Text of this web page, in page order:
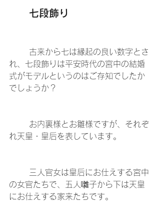
	七段飾り
れ、七段飾りは平安時代の宮中の結婚
式がモデルというのはご存知でしたか
でしょうか？
れ天皇・皇后を表しています。
の女官たちで、五人囃子から下は天皇
にお仕えする家来たちです。